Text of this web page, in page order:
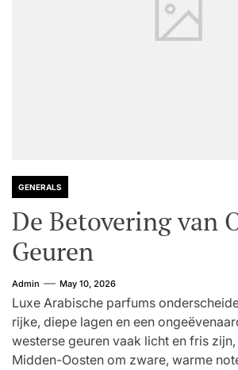
GENERALS
De Betovering van
Geuren
Admin May 10, 2026
Luxe Arabische parfums
rijke, diepe lagen en een
westerse geuren vaak licht en fris
Midden-Oosten om zware, warme